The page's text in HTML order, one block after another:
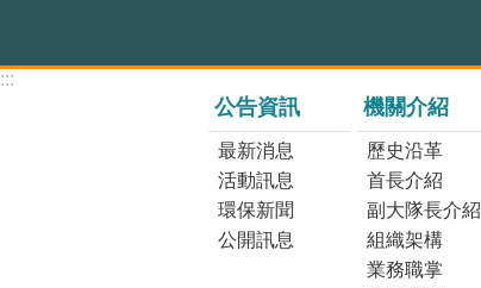
:::
公告資訊
最新消息
活動訊息
環保新聞
公開訊息
機關介紹
歷史沿革
首長介紹
副大隊長介紹
組織架構
業務職掌